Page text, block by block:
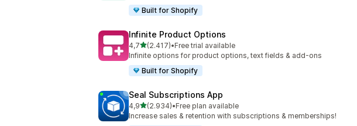
Built for Shopify
Infinite Product Options
4,75 yıldız üzerinden
(2.417)
toplam 2417 değerlendirme
•Free trial available
Infinite options for product options, text fields & add-ons
Built for Shopify
Seal Subscriptions App
4,95 yıldız üzerinden
(2.934)
toplam 2934 değerlendirme
•Free plan available
Increase sales & retention with subscriptions & memberships!